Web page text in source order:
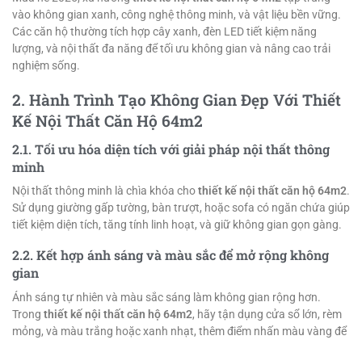
vào không gian xanh, công nghệ thông minh, và vật liệu bền vững.
Các căn hộ thường tích hợp cây xanh, đèn LED tiết kiệm năng
lượng, và nội thất đa năng để tối ưu không gian và nâng cao trải
nghiệm sống.
2. Hành Trình Tạo Không Gian Đẹp Với Thiết
Kế Nội Thất Căn Hộ 64m2
2.1. Tối ưu hóa diện tích với giải pháp nội thất thông
minh
Nội thất thông minh là chìa khóa chothiết kế nội thất căn hộ 64m2.
Sử dụng giường gấp tường, bàn trượt, hoặc sofa có ngăn chứa giúp
tiết kiệm diện tích, tăng tính linh hoạt, và giữ không gian gọn gàng.
2.2. Kết hợp ánh sáng và màu sắc để mở rộng không
gian
Ánh sáng tự nhiên và màu sắc sáng làm không gian rộng hơn.
Trong thiết kế nội thất căn hộ 64m2, hãy tận dụng cửa sổ lớn, rèm
mỏng, và màu trắng hoặc xanh nhạt, thêm điểm nhấn màu vàng để